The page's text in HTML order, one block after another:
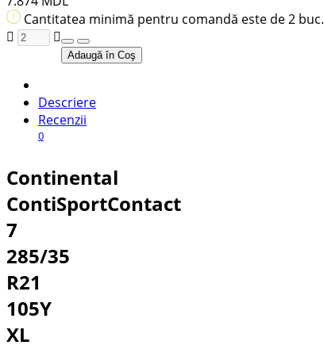
Cantitatea minimă pentru comandă este de 2 buc.
Adaugă în Coş
Descriere
Recenzii
0
Continental
ContiSportContact
7
285/35
R21
105Y
XL